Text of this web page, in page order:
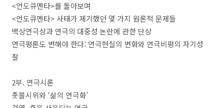
<언도큐멘타>를 돌아보며
<언도큐멘타> 사태가 제기했던 몇 가지 원론적 문제들
백상연극상과 연극의 대중성 논란에 관한 단상
연극평론도 변해야 한다: 연극현실의 변화와 연극비평의 자기성
찰
2부. 연극시론
촛불시위와 ‘삶의 연극화’